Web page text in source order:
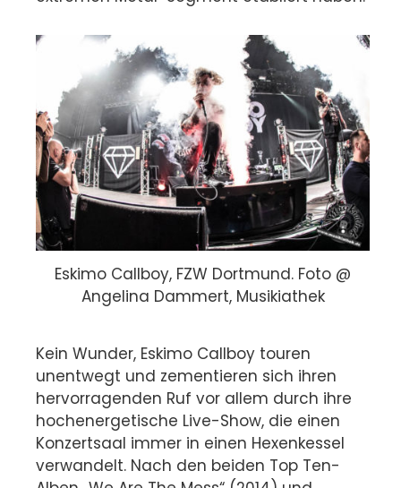
Eskimo Callboy, FZW Dortmund. Foto @
Angelina Dammert, Musikiathek
Kein Wunder, Eskimo Callboy touren
unentwegt und zementieren sich ihren
hervorragenden Ruf vor allem durch ihre
hochenergetische Live-Show, die einen
Konzertsaal immer in einen Hexenkessel
verwandelt. Nach den beiden Top Ten-